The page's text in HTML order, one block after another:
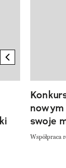
previous
swoje
Współpraca